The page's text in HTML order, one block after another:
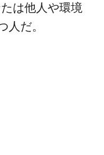
は他人や環境
人だ。